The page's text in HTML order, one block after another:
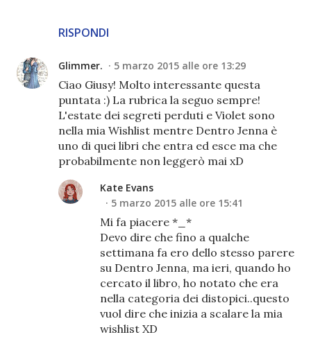
RISPONDI
Glimmer. 5 marzo 2015 alle ore 13:29
Ciao Giusy! Molto interessante questa
puntata :) La rubrica la seguo sempre!
L'estate dei segreti perduti e Violet sono
nella mia Wishlist mentre Dentro Jenna è
uno di quei libri che entra ed esce ma che
probabilmente non leggerò mai xD
Kate Evans
5 marzo 2015 alle ore 15:41
Mi fa piacere *_*
Devo dire che fino a qualche
settimana fa ero dello stesso parere
su Dentro Jenna, ma ieri, quando ho
cercato il libro, ho notato che era
nella categoria dei distopici..questo
vuol dire che inizia a scalare la mia
wishlist XD